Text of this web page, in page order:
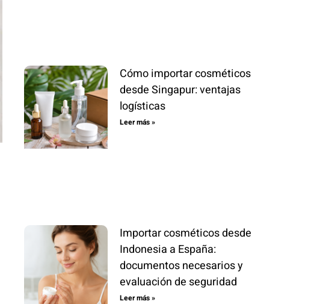
Cómo importar cosméticos
desde Singapur: ventajas
logísticas
Leer más »
Importar cosméticos desde
Indonesia a España:
documentos necesarios y
evaluación de seguridad
Leer más »